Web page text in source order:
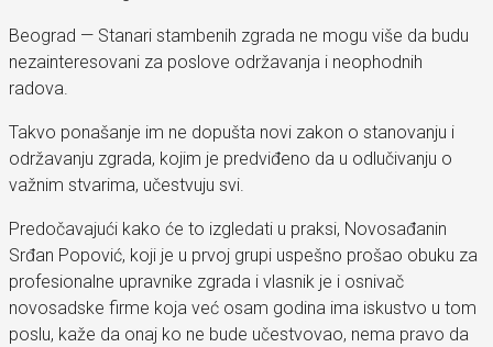
Beograd — Stanari stambenih zgrada ne mogu više da budu
nezainteresovani za poslove održavanja i neophodnih
radova.
Takvo ponašanje im ne dopušta novi zakon o stanovanju i
održavanju zgrada, kojim je predviđeno da u odlučivanju o
važnim stvarima, učestvuju svi.
Predočavajući kako će to izgledati u praksi, Novosađanin
Srđan Popović, koji je u prvoj grupi uspešno prošao obuku za
profesionalne upravnike zgrada i vlasnik je i osnivač
novosadske firme koja već osam godina ima iskustvo u tom
poslu, kaže da onaj ko ne bude učestvovao, nema pravo da